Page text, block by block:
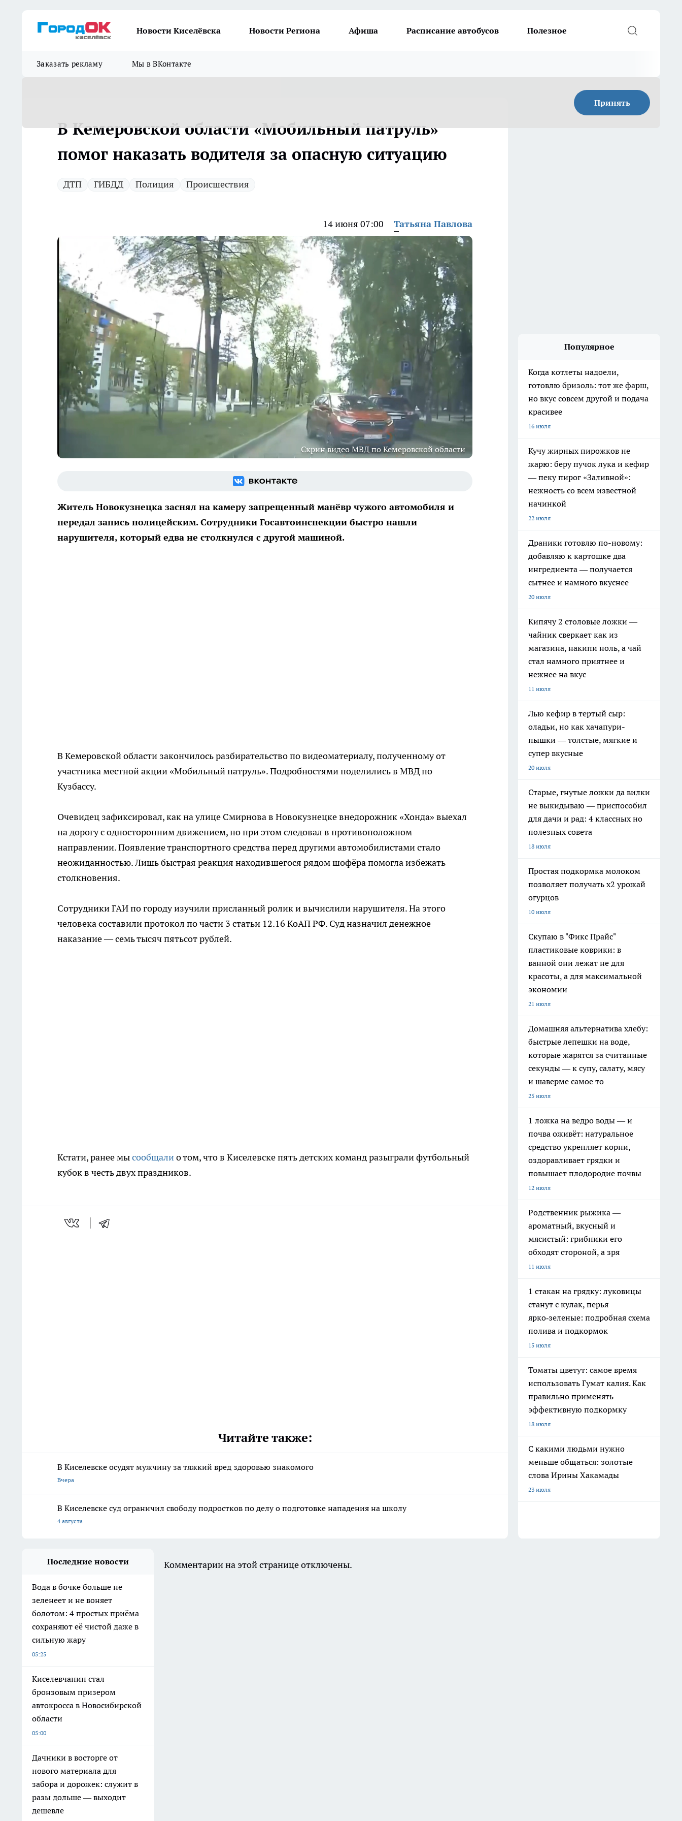
Новости Киселёвска Новости Региона Афиша Расписание автобусов Полезное
Заказать рекламу Мы в ВКонтакте
Принять
В Кемеровской области «Мобильный патруль»
помог наказать водителя за опасную ситуацию
ДТП ГИБДД Полиция Происшествия
14 июня 07:00 Татьяна Павлова
Скрин видео МВД по Кемеровской области
Житель Новокузнецка заснял на камеру запрещенный манёвр чужого автомобиля и
передал запись полицейским. Сотрудники Госавтоинспекции быстро нашли
нарушителя, который едва не столкнулся с другой машиной.
В Кемеровской области закончилось разбирательство по видеоматериалу, полученному от
участника местной акции «Мобильный патруль». Подробностями поделились в МВД по
Кузбассу.
Очевидец зафиксировал, как на улице Смирнова в Новокузнецке внедорожник «Хонда» выехал
на дорогу с односторонним движением, но при этом следовал в противоположном
направлении. Появление транспортного средства перед другими автомобилистами стало
неожиданностью. Лишь быстрая реакция находившегося рядом шофёра помогла избежать
столкновения.
Сотрудники ГАИ по городу изучили присланный ролик и вычислили нарушителя. На этого
человека составили протокол по части 3 статьи 12.16 КоАП РФ. Суд назначил денежное
наказание — семь тысяч пятьсот рублей.
Кстати, ранее мысообщалио том, что в Киселевске пять детских команд разыграли футбольный
кубок в честь двух праздников.
Читайте также:
В Киселевске осудят мужчину за тяжкий вред здоровью знакомого
Вчера
В Киселевске суд ограничил свободу подростков по делу о подготовке нападения на школу
4 августа
Популярное
Когда котлеты надоели,
готовлю бризоль: тот же фарш,
но вкус совсем другой и подача
красивее
16 июля
Кучу жирных пирожков не
жарю: беру пучок лука и кефир
— пеку пирог «Заливной»:
нежность со всем известной
начинкой
22 июля
Драники готовлю по-новому:
добавляю к картошке два
ингредиента — получается
сытнее и намного вкуснее
20 июля
Кипячу 2 столовые ложки —
чайник сверкает как из
магазина, накипи ноль, а чай
стал намного приятнее и
нежнее на вкус
11 июля
Лью кефир в тертый сыр:
оладьи, но как хачапури-
пышки — толстые, мягкие и
супер вкусные
20 июля
Старые, гнутые ложки да вилки
не выкидываю — приспособил
для дачи и рад: 4 классных но
полезных совета
18 июля
Простая подкормка молоком
позволяет получать х2 урожай
огурцов
10 июля
Скупаю в "Фикс Прайс"
пластиковые коврики: в
ванной они лежат не для
красоты, а для максимальной
экономии
21 июля
Домашняя альтернатива хлебу:
быстрые лепешки на воде,
которые жарятся за считанные
секунды — к супу, салату, мясу
и шаверме самое то
25 июля
1 ложка на ведро воды — и
почва оживёт: натуральное
средство укрепляет корни,
оздоравливает грядки и
повышает плодородие почвы
12 июля
Родственник рыжика —
ароматный, вкусный и
мясистый: грибники его
обходят стороной, а зря
11 июля
1 стакан на грядку: луковицы
станут с кулак, перья
ярко‑зеленые: подробная схема
полива и подкормок
15 июля
Томаты цветут: самое время
использовать Гумат калия. Как
правильно применять
эффективную подкормку
18 июля
С какими людьми нужно
меньше общаться: золотые
слова Ирины Хакамады
23 июля
Последние новости
Вода в бочке больше не
зеленеет и не воняет
болотом: 4 простых приёма
сохраняют её чистой даже в
сильную жару
05:25
Киселевчанин стал
бронзовым призером
автокросса в Новосибирской
области
05:00
Дачники в восторге от
нового материала для
забора и дорожек: служит в
разы дольше — выходит
дешевле
Комментарии на этой странице отключены.